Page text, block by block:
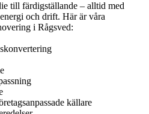
till färdigställande – alltid med
och drift. Här är våra
i Rågsved:
källare